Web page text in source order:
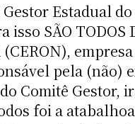
Estadual do
SÃO TODOS
pela (não)
Comitê Gestor,
foi a